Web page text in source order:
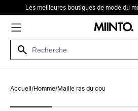
Les meilleures boutiques de mode du
Accueil /Homme/Maille ras du cou